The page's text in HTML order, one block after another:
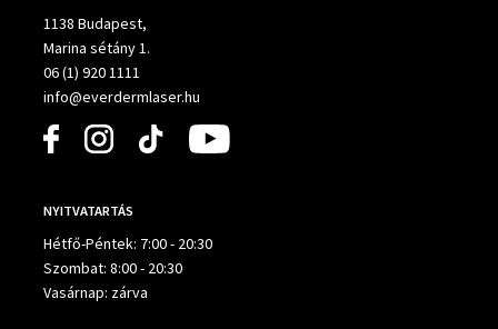
1138 Budapest,
Marina sétány 1.
06 (1) 920 1111
info@everdermlaser.hu
NYITVATARTÁS
Hétfő-Péntek: 7:00 - 20:30
Szombat: 8:00 - 20:30
Vasárnap: zárva